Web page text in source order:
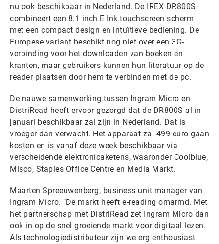
nu ook beschikbaar in Nederland. De IREX DR800S
combineert een 8.1 inch E Ink touchscreen scherm
met een compact design en intuïtieve bediening. De
Europese variant beschikt nog niet over een 3G-
verbinding voor het downloaden van boeken en
kranten, maar gebruikers kunnen hun literatuur op de
reader plaatsen door hem te verbinden met de pc.
De nauwe samenwerking tussen Ingram Micro en
DistriRead heeft ervoor gezorgd dat de DR800S al in
januari beschikbaar zal zijn in Nederland. Dat is
vroeger dan verwacht. Het apparaat zal 499 euro gaan
kosten en is vanaf deze week beschikbaar via
verscheidende elektronicaketens, waaronder Coolblue,
Misco, Staples Office Centre en Media Markt.
Maarten Spreeuwenberg, business unit manager van
Ingram Micro. "De markt heeft e-reading omarmd. Met
het partnerschap met DistriRead zet Ingram Micro dan
ook in op de snel groeiende markt voor digitaal lezen.
Als technologiedistributeur zijn we erg enthousiast